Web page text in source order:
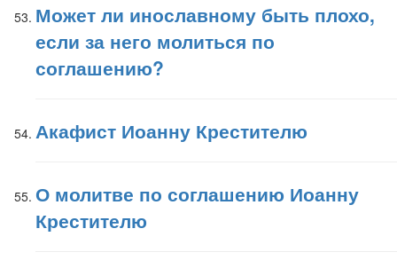
Может ли инославному быть плохо,
если за него молиться по
соглашению?
Акафист Иоанну Крестителю
О молитве по соглашению Иоанну
Крестителю